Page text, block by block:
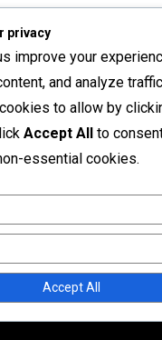
privacy
improve your
and analyze
to allow by
Accept All to
essential cookies.
Accept All